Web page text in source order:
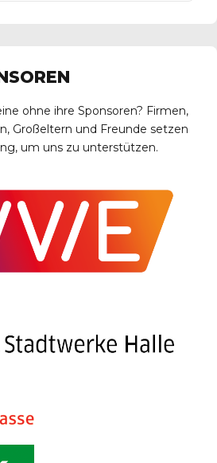
ohne ihre Sponsoren? Firmen,
Großeltern und Freunde setzen
um uns zu unterstützen.